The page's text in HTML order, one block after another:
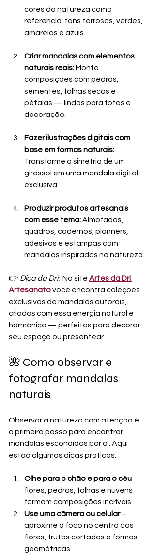
cores da natureza como
referência: tons terrosos, verdes,
amarelos e azuis.
Criar mandalas com elementos
naturais reais: Monte
composições com pedras,
sementes, folhas secas e
pétalas — lindas para fotos e
decoração.
Fazer ilustrações digitais com
base em formas naturais:
Transforme a simetria de um
girassol em uma mandala digital
exclusiva.
Produzir produtos artesanais
com esse tema: Almofadas,
quadros, cadernos, planners,
adesivos e estampas com
mandalas inspiradas na natureza.
👉 Dica da Dri: No site Artes da Dri
Artesanato você encontra coleções
exclusivas de mandalas autorais,
criadas com essa energia natural e
harmônica — perfeitas para decorar
seu espaço ou presentear.
🌺 Como observar e
fotografar mandalas
naturais
Observar a natureza com atenção é
o primeiro passo para encontrar
mandalas escondidas por aí. Aqui
estão algumas dicas práticas:
Olhe para o chão e para o céu –
flores, pedras, folhas e nuvens
formam composições incríveis.
Use uma câmera ou celular –
aproxime o foco no centro das
flores, frutas cortadas e formas
geométricas.